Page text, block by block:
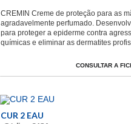
CREMIN Creme de proteção para as
agradavelmente perfumado.
para proteger a epiderme contra
químicas e eliminar as dermatites
CONSULTAR A
CUR 2 EAU